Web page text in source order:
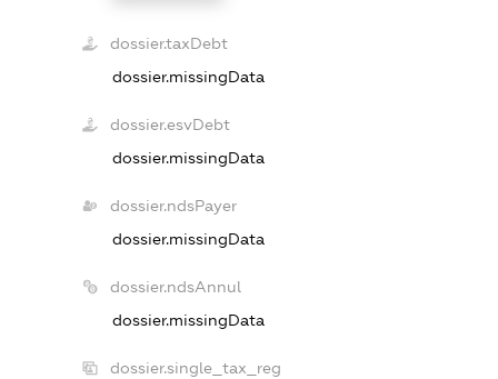
dossier.taxDebt
dossier.missingData
dossier.esvDebt
dossier.missingData
dossier.ndsPayer
dossier.missingData
dossier.ndsAnnul
dossier.missingData
dossier.single_tax_reg